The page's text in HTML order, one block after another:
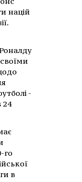
націй
-
24
го
в